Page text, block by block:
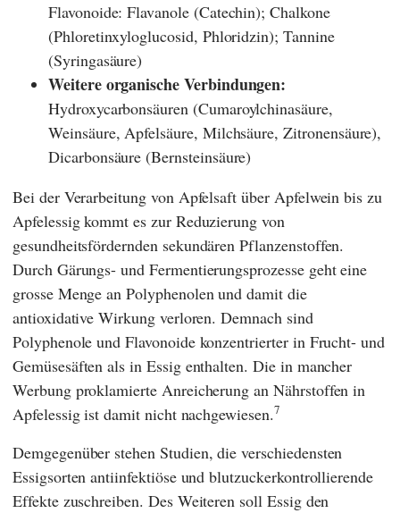
Flavonoide: Flavanole (Catechin); Chalkone
(Phloretinxyloglucosid, Phloridzin); Tannine
(Syringasäure)
Weitere organische Verbindungen:
Hydroxycarbonsäuren (Cumaroylchinasäure,
Weinsäure, Apfelsäure, Milchsäure, Zitronensäure),
Dicarbonsäure (Bernsteinsäure)
Bei der Verarbeitung von Apfelsaft über Apfelwein bis zu
Apfelessig kommt es zur Reduzierung von
gesundheitsfördernden sekundären Pflanzenstoffen.
Durch Gärungs- und Fermentierungsprozesse geht eine
grosse Menge an Polyphenolen und damit die
antioxidative Wirkung verloren. Demnach sind
Polyphenole und Flavonoide konzentrierter in Frucht- und
Gemüsesäften als in Essig enthalten. Die in mancher
Werbung proklamierte Anreicherung an Nährstoffen in
Apfelessig ist damit nicht nachgewiesen.7
Demgegenüber stehen Studien, die verschiedensten
Essigsorten antiinfektiöse und blutzuckerkontrollierende
Effekte zuschreiben. Des Weiteren soll Essig den